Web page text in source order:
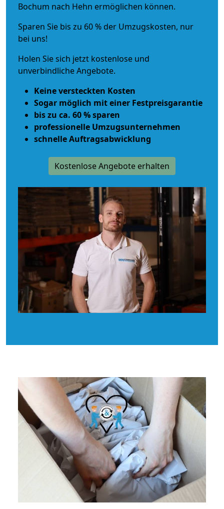
Bochum nach Hehn ermöglichen können.
Sparen Sie bis zu 60 % der Umzugskosten, nur
bei uns!
Holen Sie sich jetzt kostenlose und
unverbindliche Angebote.
Keine versteckten Kosten
Sogar möglich mit einer Festpreisgarantie
bis zu ca. 60 % sparen
professionelle Umzugsunternehmen
schnelle Auftragsabwicklung
Kostenlose Angebote erhalten